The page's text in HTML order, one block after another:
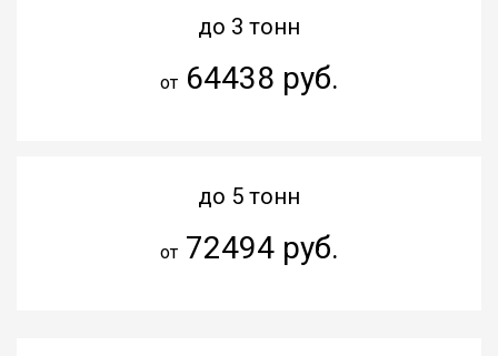
до 3 тонн
от64438 руб.
до 5 тонн
от72494 руб.